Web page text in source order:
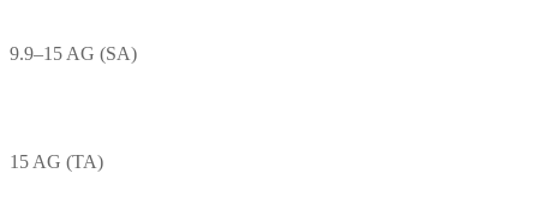
9.9–15 AG (SA)
15 AG (TA)